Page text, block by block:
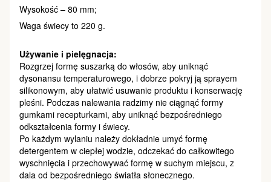
Wysokość – 80 mm;
Waga świecy to 220 g.
Używanie i pielęgnacja:
Rozgrzej formę suszarką do włosów, aby uniknąć
dysonansu temperaturowego, i dobrze pokryj ją sprayem
silikonowym, aby ułatwić usuwanie produktu i konserwację
pleśni. Podczas nalewania radzimy nie ciągnąć formy
gumkami recepturkami, aby uniknąć bezpośredniego
odkształcenia formy i świecy.
Po każdym wylaniu należy dokładnie umyć formę
detergentem w ciepłej wodzie, odczekać do całkowitego
wyschnięcia i przechowywać formę w suchym miejscu, z
dala od bezpośredniego światła słonecznego.